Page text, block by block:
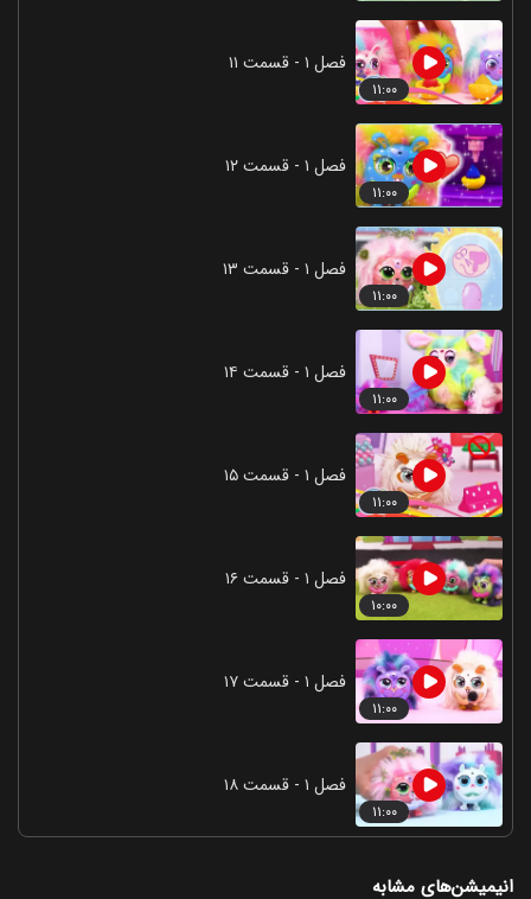
۱۱:۰۰
فصل ۱ - قسمت ۱۱
۱۱:۰۰
فصل ۱ - قسمت ۱۲
۱۱:۰۰
فصل ۱ - قسمت ۱۳
۱۱:۰۰
فصل ۱ - قسمت ۱۴
۱۱:۰۰
فصل ۱ - قسمت ۱۵
۱۰:۰۰
فصل ۱ - قسمت ۱۶
۱۱:۰۰
فصل ۱ - قسمت ۱۷
۱۱:۰۰
فصل ۱ - قسمت ۱۸
انیمیشن‌های مشابه